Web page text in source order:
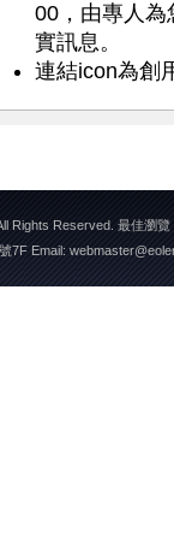
00，由專人為
實訊息。
連結icon為創
Rights Reserved. 最佳瀏覽
7F Email: